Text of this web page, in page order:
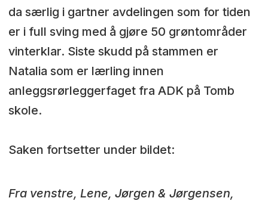
da særlig i gartner avdelingen som for tiden
er i full sving med å gjøre 50 grøntområder
vinterklar. Siste skudd på stammen er
Natalia som er lærling innen
anleggsrørleggerfaget fra ADK på Tomb
skole.
Saken fortsetter under bildet:
Fra venstre, Lene, Jørgen & Jørgensen,